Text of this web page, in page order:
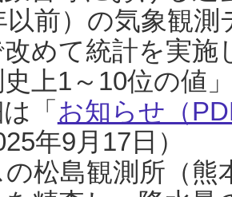
以前）の気象観
めて統計を実
上1～10位の値
「 お知らせ（
年9月17日）
松島観測所（熊